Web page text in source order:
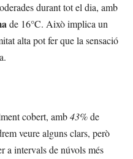
durant tot el dia, amb
de 16°C. Això implica un
alta pot fer que la sensació
cobert, amb43%de
veure alguns clars, però
a intervals de núvols més